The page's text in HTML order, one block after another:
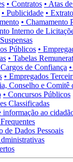
• Contratos • Atas
• Publicidade •
• Chamamento
Interno de
Públicos •
• Tabelas
Cargos de Confiança
• Empregados
Conselho e Comitê
• Concursos Públicos
Classificadas
informação ao
de Dados Pessoais